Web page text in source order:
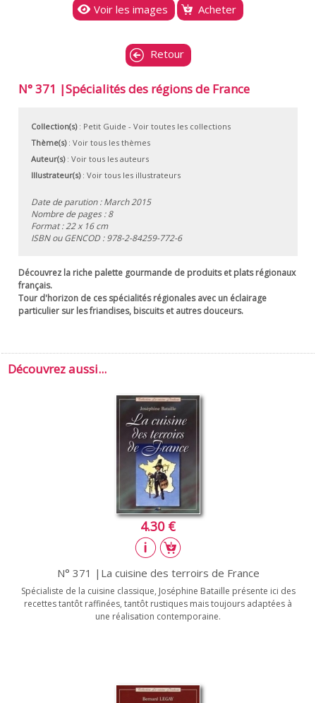
Voir les images Acheter
Retour
N° 371 |Spécialités des régions de France
Collection(s): Petit Guide - Voir toutes les collections
Thème(s): Voir tous les thèmes
Auteur(s): Voir tous les auteurs
Illustrateur(s): Voir tous les illustrateurs
Date de parution : March 2015
Nombre de pages : 8
Format : 22 x 16 cm
ISBN ou GENCOD :978-2-84259-772-6
Découvrez la riche palette gourmande de produits et plats régionaux
français.
Tour d'horizon de ces spécialités régionales avec un éclairage
particulier sur les friandises, biscuits et autres douceurs.
Découvrez aussi...
4.30 €
N° 371 |La cuisine des terroirs de France
Spécialiste de la cuisine classique, Joséphine Bataille présente ici des
recettes tantôt raffinées, tantôt rustiques mais toujours adaptées à
une réalisation contemporaine.